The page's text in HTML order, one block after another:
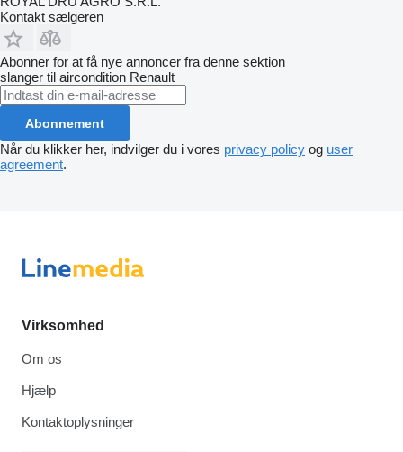
Kontakt sælgeren
Abonner for at få nye annoncer fra denne sektion
slanger til aircondition Renault
Abonnement
Når du klikker her, indvilger du i vores privacy policy og user
agreement.
Virksomhed
Om os
Hjælp
Kontaktoplysninger